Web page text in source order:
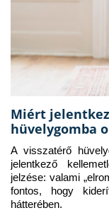
Miért
hüvelygomba
A visszatérő
jelentkező
jelzése: valami
fontos, hogy
hátterében.